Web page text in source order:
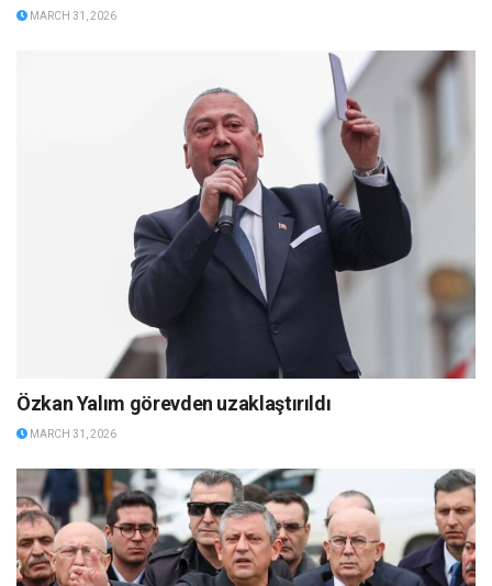
MARCH 31, 2026
Özkan Yalım görevden uzaklaştırıldı
MARCH 31, 2026